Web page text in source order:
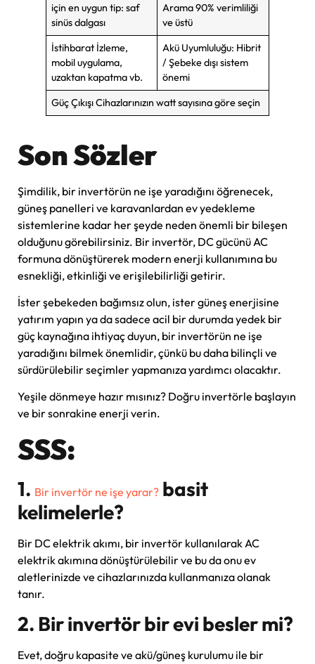
için en uygun tip: saf
sinüs dalgası
Arama 90% verimliliği
ve üstü
İstihbarat İzleme,
mobil uygulama,
uzaktan kapatma vb.
Akü Uyumluluğu: Hibrit
/ Şebeke dışı sistem
önemi
Güç Çıkışı Cihazlarınızın watt sayısına göre seçin
Son Sözler
Şimdilik, bir invertörün ne işe yaradığını öğrenecek,
güneş panelleri ve karavanlardan ev yedekleme
sistemlerine kadar her şeyde neden önemli bir bileşen
olduğunu görebilirsiniz. Bir invertör, DC gücünü AC
formuna dönüştürerek modern enerji kullanımına bu
esnekliği, etkinliği ve erişilebilirliği getirir.
İster şebekeden bağımsız olun, ister güneş enerjisine
yatırım yapın ya da sadece acil bir durumda yedek bir
güç kaynağına ihtiyaç duyun, bir invertörün ne işe
yaradığını bilmek önemlidir, çünkü bu daha bilinçli ve
sürdürülebilir seçimler yapmanıza yardımcı olacaktır.
Yeşile dönmeye hazır mısınız? Doğru invertörle başlayın
ve bir sonrakine enerji verin.
SSS:
1. Bir invertör ne işe yarar? basit
kelimelerle?
Bir DC elektrik akımı, bir invertör kullanılarak AC
elektrik akımına dönüştürülebilir ve bu da onu ev
aletlerinizde ve cihazlarınızda kullanmanıza olanak
tanır.
2. Bir invertör bir evi besler mi?
Evet, doğru kapasite ve akü/güneş kurulumu ile bir